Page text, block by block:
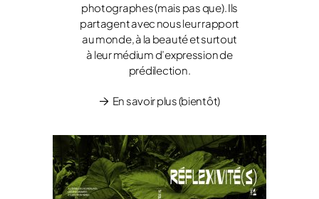
photographes (mais pas que). Ils
partagent avec nous leur rapport
au monde, à la beauté et surtout
à leur médium d’expression de
prédilection.
En savoir plus (bientôt)